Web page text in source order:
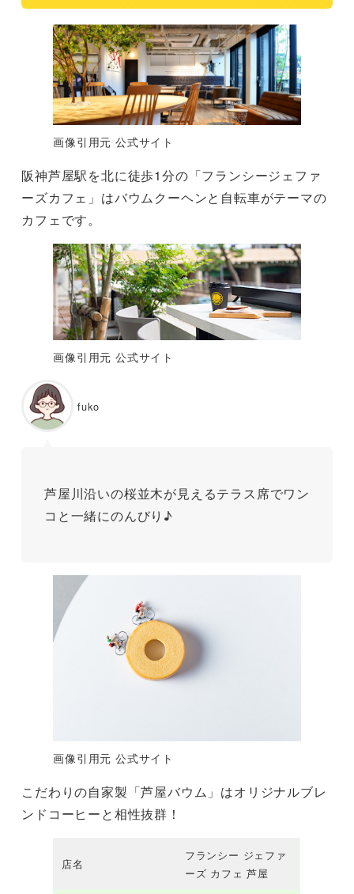
画像引用元 公式サイト
阪神芦屋駅を北に徒歩1分の「フランシージェファ
ーズカフェ」はバウムクーヘンと自転車がテーマの
カフェです。
画像引用元 公式サイト
fuko
芦屋川沿いの桜並木が見えるテラス席でワン
コと一緒にのんびり♪
画像引用元 公式サイト
こだわりの自家製「芦屋バウム」はオリジナルブレ
ンドコーヒーと相性抜群！
店名
フランシー ジェファ
ーズ カフェ 芦屋